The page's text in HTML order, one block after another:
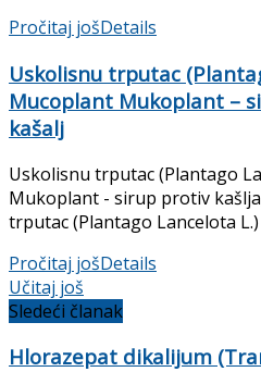
Pročitaj jošDetails
Uskolisnu trputac
Mucoplant Mukoplant –
kašalj
Uskolisnu trputac (Plantago
Mukoplant - sirup protiv
trputac (Plantago Lancelota L.)
Pročitaj jošDetails
Učitaj još
Sledeći članak
Hlorazepat dikalijum